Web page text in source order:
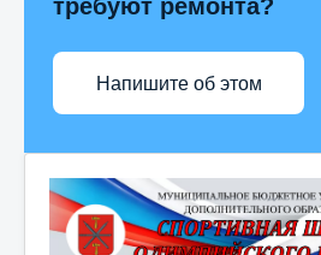
требуют ремонта?
Напишите об этом